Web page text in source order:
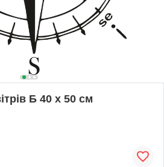
Б 40 х 50 см